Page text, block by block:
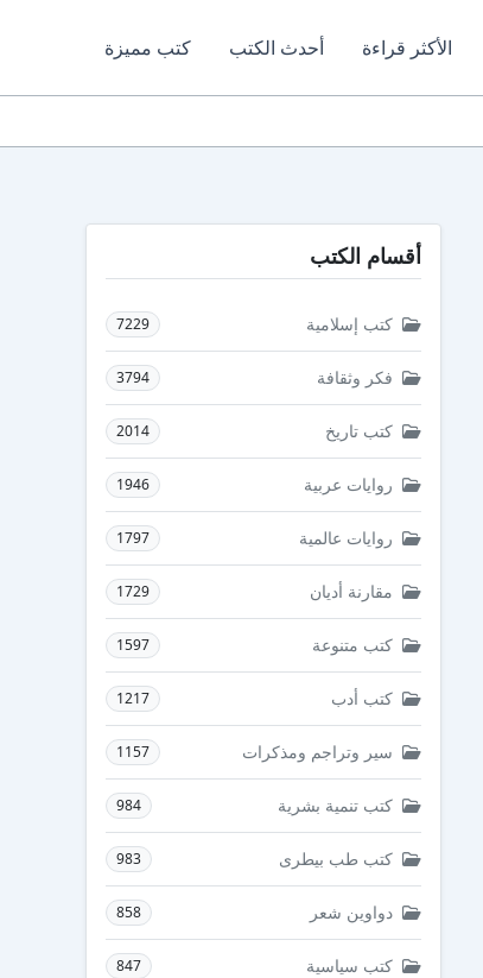
الأكثر قراءة أحدث الكتب كتب مميزة
أقسام الكتب
كتب إسلامية 7229
فكر وثقافة 3794
كتب تاريخ 2014
روايات عربية 1946
روايات عالمية 1797
مقارنة أديان 1729
كتب متنوعة 1597
كتب أدب 1217
سير وتراجم ومذكرات 1157
كتب تنمية بشرية 984
كتب طب بيطرى 983
دواوين شعر 858
كتب سياسية 847